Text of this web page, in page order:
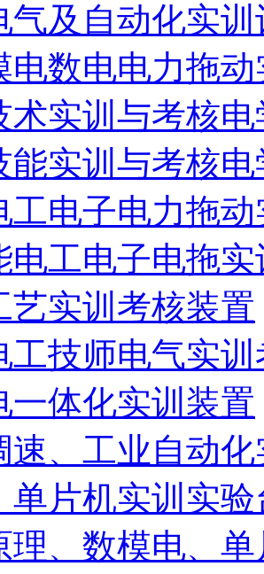
气及自动化实训
电数电电力拖
术实训与考核
能实训与考核
工电子电力拖
电工电子电拖
艺实训考核装置
工技师电气实
一体化实训装置
速、工业自动
单片机实训实验
理、数模电、